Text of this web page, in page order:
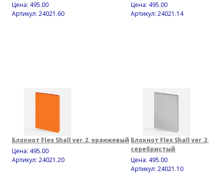
Цена: 495.00
Артикул: 24021.60
Цена: 495.00
Артикул: 24021.14
Блокнот Flex Shall ver.2, оранжевый
Цена: 495.00
Артикул: 24021.20
Блокнот Flex Shall ver.2,
серебристый
Цена: 495.00
Артикул: 24021.10